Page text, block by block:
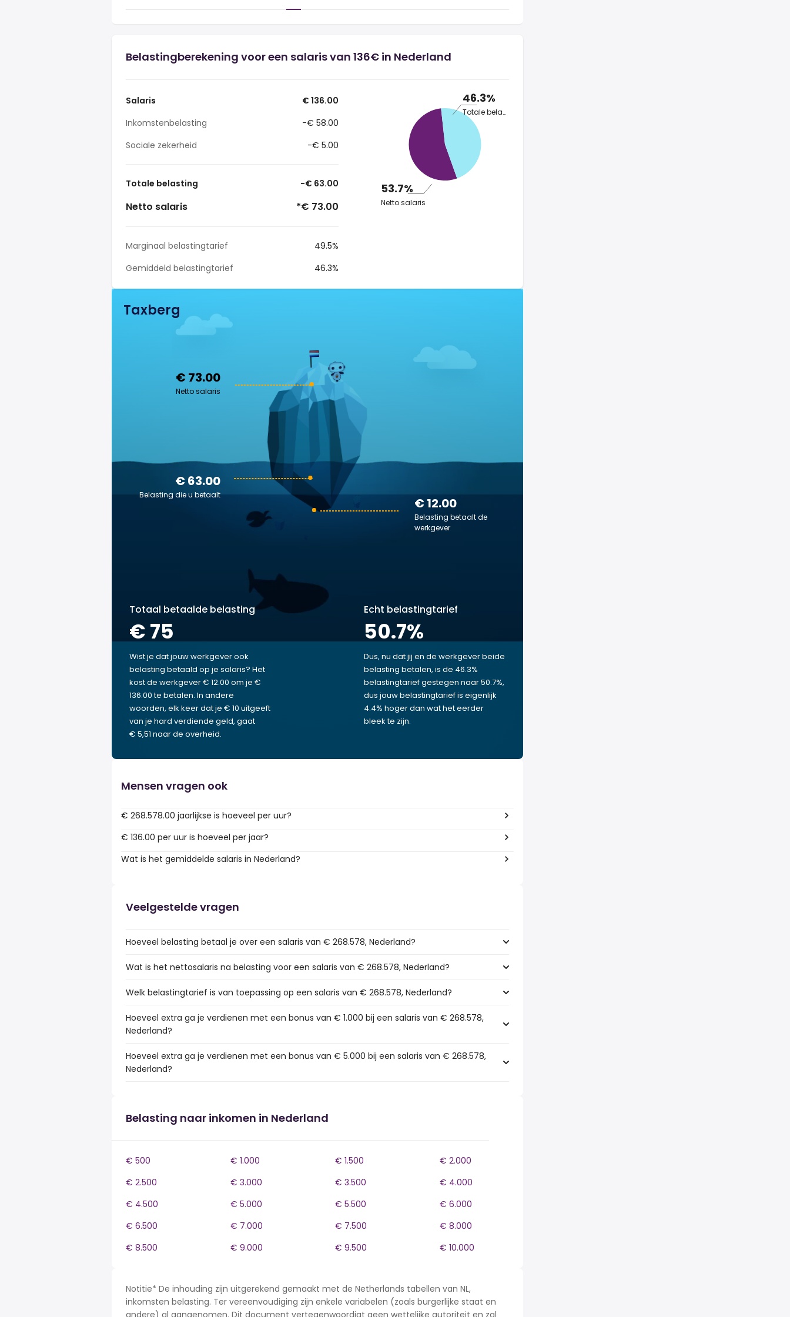
Belastingberekening voor een salaris van 136€ in Nederland
Salaris
€ 136.00
Inkomstenbelasting
-€ 58.00
Sociale zekerheid
-€ 5.00
Totale belasting -€ 63.00
Netto salaris *€ 73.00
Marginaal belastingtarief
49.5%
Gemiddeld belastingtarief
46.3%
46.3%
Totale belasting
53.7%
Netto salaris
Taxberg
€ 73.00
Netto salaris
€ 12.00
Belasting betaalt de
werkgever
€ 63.00
Belasting die u betaalt
Totaal betaalde belasting
€ 75
Wist je dat jouw werkgever ook
belasting betaald op je salaris? Het
kost de werkgever € 12.00 om je €
136.00 te betalen. In andere
woorden, elk keer dat je € 10 uitgeeft
van je hard verdiende geld, gaat
€ 5,51 naar de overheid.
Echt belastingtarief
50.7%
Dus, nu dat jij en de werkgever beide
belasting betalen, is de 46.3%
belastingtarief gestegen naar 50.7%,
dus jouw belastingtarief is eigenlijk
4.4% hoger dan wat het eerder
bleek te zijn.
Mensen vragen ook
€ 268.578.00 jaarlijkse is hoeveel per uur?
€ 136.00 per uur is hoeveel per jaar?
Wat is het gemiddelde salaris in Nederland?
Veelgestelde vragen
Hoeveel belasting betaal je over een salaris van € 268.578, Nederland?
Wat is het nettosalaris na belasting voor een salaris van € 268.578, Nederland?
Welk belastingtarief is van toepassing op een salaris van € 268.578, Nederland?
Hoeveel extra ga je verdienen met een bonus van € 1.000 bij een salaris van € 268.578,
Nederland?
Hoeveel extra ga je verdienen met een bonus van € 5.000 bij een salaris van € 268.578,
Nederland?
Belasting naar inkomen in Nederland
€ 500 € 1.000 € 1.500
€ 2.000
€ 2.500
€ 3.000 € 3.500
€ 4.000
€ 4.500
€ 5.000 € 5.500
€ 6.000
€ 6.500
€ 7.000 € 7.500
€ 8.000
€ 8.500
€ 9.000 € 9.500 € 10.000
Notitie* De inhouding zijn uitgerekend gemaakt met de Netherlands tabellen van NL,
inkomsten belasting. Ter vereenvoudiging zijn enkele variabelen (zoals burgerlijke staat en
andere) al aangenomen. Dit document vertegenwoordigt geen wettelijke autoriteit en zal